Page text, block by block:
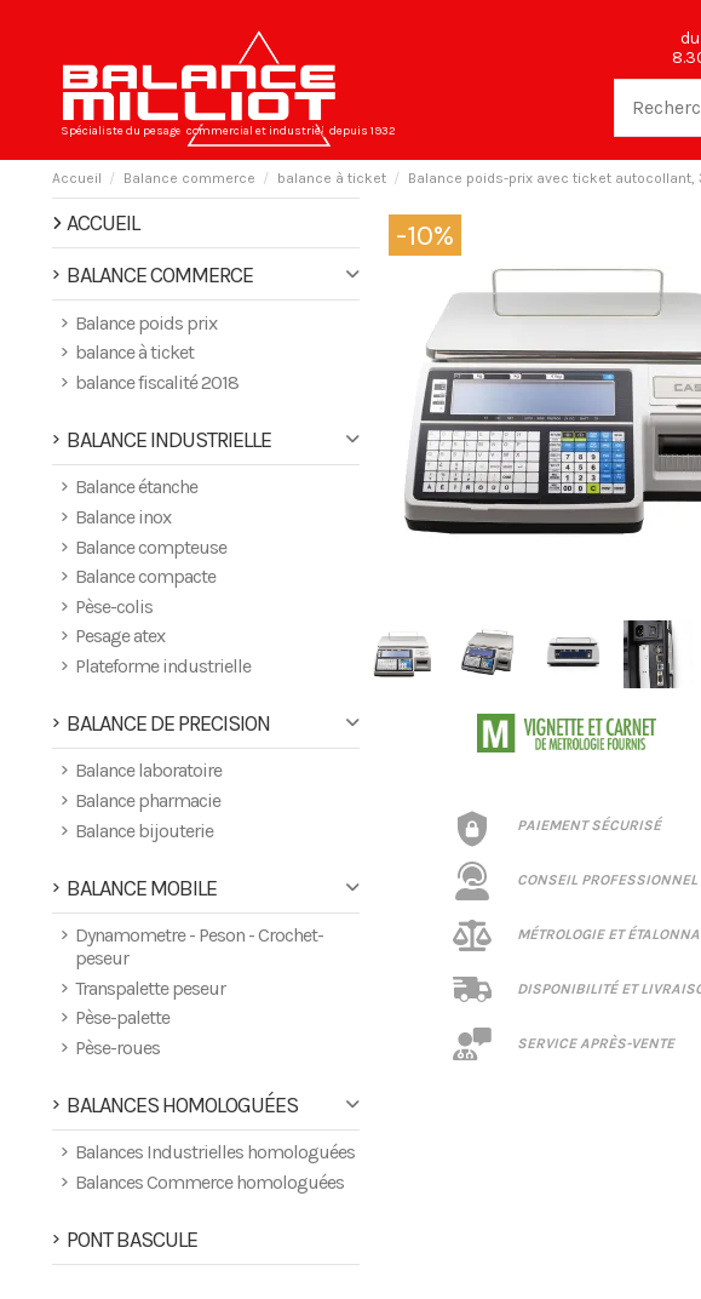
Spécialiste du pesage commercial et industriel depuis 1932
Accueil Balance commerce balance à ticket Balance poids-prix avec ticket
-10%
PAIEMENT SÉCURISÉ
CONSEIL PROFESSIONNEL
MÉTROLOGIE ET
DISPONIBILITÉ ET
SERVICE APRÈS-VENTE
ACCUEIL
BALANCE COMMERCE
Balance poids prix
balance à ticket
balance fiscalité 2018
BALANCE INDUSTRIELLE
Balance étanche
Balance inox
Balance compteuse
Balance compacte
Pèse-colis
Pesage atex
Plateforme industrielle
BALANCE DE PRECISION
Balance laboratoire
Balance pharmacie
Balance bijouterie
BALANCE MOBILE
Dynamometre - Peson - Crochet-
peseur
Transpalette peseur
Pèse-palette
Pèse-roues
BALANCES HOMOLOGUÉES
Balances Industrielles homologuées
Balances Commerce homologuées
PONT BASCULE